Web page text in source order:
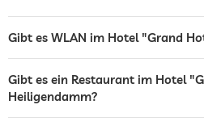
Zimmerservice
Tresor
Flughafen Shuttle
Gibt es WLAN im Hotel "Grand
Gibt es ein Restaurant im Hotel
Heiligendamm?